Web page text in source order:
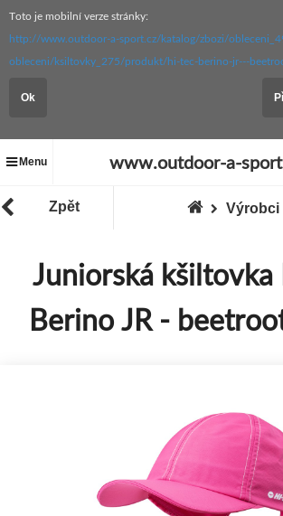
Toto je mobilní verze stránky:
http://www.outdoor-a-sport.cz/katalog/zbozi/
obleceni/ksiltovky_275/produkt/hi-tec-berino-jr---
Ok
Menu www.outdoor-a-
Zpět Výrobci
Juniorská kšiltovka
Berino JR -